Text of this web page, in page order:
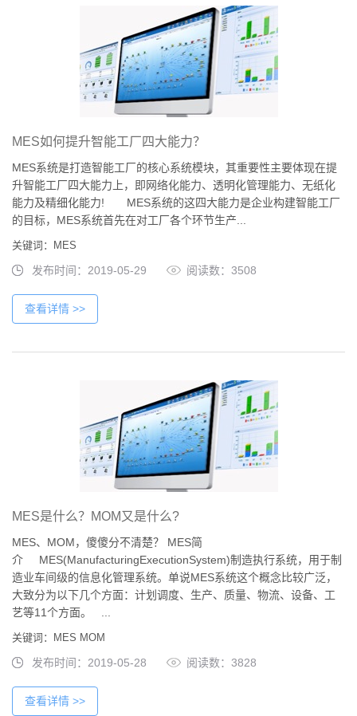
MES如何提升智能工厂四大能力？
MES系统是打造智能工厂的核心系统模块，其重要性主要体现在提
升智能工厂四大能力上，即网络化能力、透明化管理能力、无纸化
能力及精细化能力! MES系统的这四大能力是企业构建智能工厂
的目标，MES系统首先在对工厂各个环节生产...
关键词：MES
发布时间：2019-05-29 阅读数：3508
查看详情 >>
MES是什么？MOM又是什么?
MES、MOM，傻傻分不清楚？ MES简
介 MES(ManufacturingExecutionSystem)制造执行系统，用于制
造业车间级的信息化管理系统。单说MES系统这个概念比较广泛，
大致分为以下几个方面：计划调度、生产、质量、物流、设备、工
艺等11个方面。 ...
关键词：MES MOM
发布时间：2019-05-28 阅读数：3828
查看详情 >>